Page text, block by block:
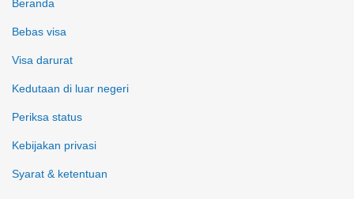
Beranda
Bebas visa
Visa darurat
Kedutaan di luar negeri
Periksa status
Kebijakan privasi
Syarat & ketentuan